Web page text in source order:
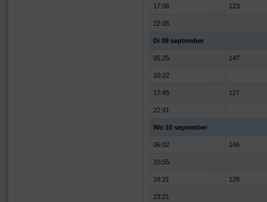
17:08 123
22:05
Di 09 september
05:25 147
10:22
17:45 127
22:41
Wo 10 september
06:02 146
10:55
18:21 128
23:21